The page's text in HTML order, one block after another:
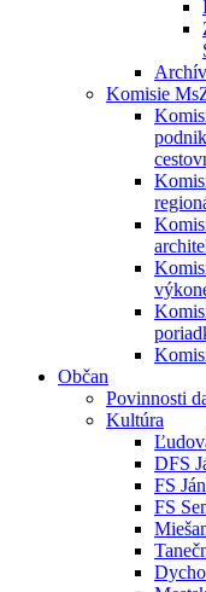
Archív
Komisie
Občan
Povinnosti
Kultúra
DFS
FS
FS